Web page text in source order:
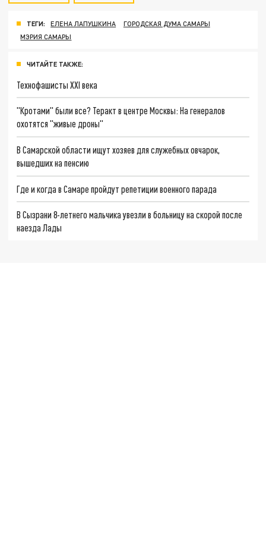
ТЕГИ: ЕЛЕНА ЛАПУШКИНА
ГОРОДСКАЯ ДУМА САМАРЫ
МЭРИЯ САМАРЫ
ЧИТАЙТЕ ТАКЖЕ:
Технофашисты XXI века
"Кротами" были все? Теракт в центре Москвы: На генералов
охотятся "живые дроны"
В Самарской области ищут хозяев для служебных овчарок,
вышедших на пенсию
Где и когда в Самаре пройдут репетиции военного парада
В Сызрани 8-летнего мальчика увезли в больницу на скорой после
наезда Лады